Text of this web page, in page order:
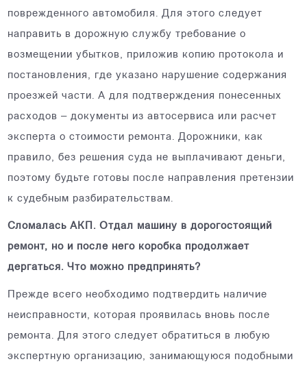
поврежденного автомобиля. Для этого следует
направить в дорожную службу требование о
возмещении убытков, приложив копию протокола и
постановления, где указано нарушение содержания
проезжей части. А для подтверждения понесенных
расходов – документы из автосервиса или расчет
эксперта о стоимости ремонта. Дорожники, как
правило, без решения суда не выплачивают деньги,
поэтому будьте готовы после направления претензии
к судебным разбирательствам.
Сломалась АКП. Отдал машину в дорогостоящий
ремонт, но и после него коробка продолжает
дергаться. Что можно предпринять?
Прежде всего необходимо подтвердить наличие
неисправности, которая проявилась вновь после
ремонта. Для этого следует обратиться в любую
экспертную организацию, занимающуюся подобными